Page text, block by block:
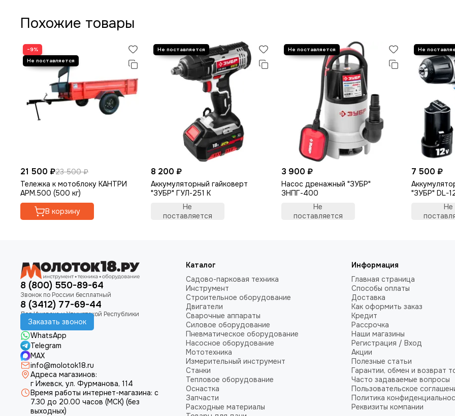
Похожие товары
−9%
21 500 ₽23 500 ₽
Тележка к мотоблоку КАНТРИ
АРМ.500 (500 кг)
В корзину
8 200 ₽
Аккумуляторный гайковерт
"ЗУБР" ГУЛ-251 К
Не
поставляется
3 900 ₽
Насос дренажный "ЗУБР"
ЗНПГ-400
Не
поставляется
7 500 ₽
"ЗУБР" DL-
Не
8 (800) 550-89-64
8 (3412) 77-69-44
Заказать звонок
WhatsApp
Telegram
MAX
info@molotok18.ru
Адреса магазинов:
г Ижевск, ул. Фурманова, 114
Время работы интернет-магазина: с
7.30 до 20.00 часов (МСК) (без
выходных)
Каталог
Садово-парковая техника
Инструмент
Строительное оборудование
Двигатели
Сварочные аппараты
Силовое оборудование
Пневматическое оборудование
Насосное оборудование
Мототехника
Измерительный инструмент
Станки
Тепловое оборудование
Оснастка
Запчасти
Расходные материалы
Информация
Главная страница
Способы оплаты
Доставка
Как оформить заказ
Кредит
Рассрочка
Наши магазины
Регистрация / Вход
Акции
Полезные статьи
Гарантии, обмен и возврат
Часто задаваемые вопросы
Пользовательское
Политика
Реквизиты компании